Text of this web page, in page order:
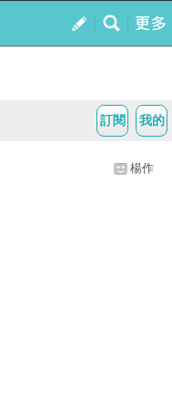
我的
訂閱
楊作